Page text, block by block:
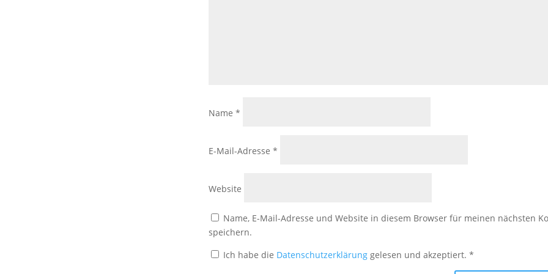
Name*
E-Mail-Adresse*
Website
Name, E-Mail-Adresse und Website in diesem Browser für meinen nächsten
speichern.
Ich habe die Datenschutzerklärunggelesen und akzeptiert. *